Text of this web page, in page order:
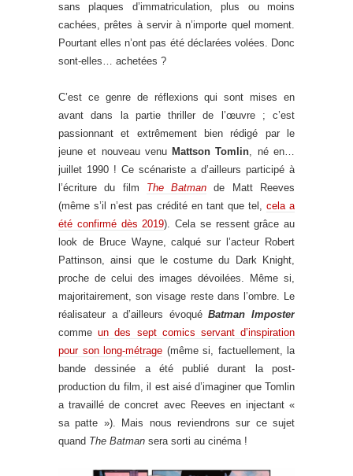
sans plaques d’immatriculation, plus ou moins
cachées, prêtes à servir à n’importe quel moment.
Pourtant elles n’ont pas été déclarées volées. Donc
sont-elles… achetées ?
C’est ce genre de réflexions qui sont mises en
avant dans la partie thriller de l’œuvre ; c’est
passionnant et extrêmement bien rédigé par le
jeune et nouveau venu Mattson Tomlin , né en…
juillet 1990 ! Ce scénariste a d’ailleurs participé à
l’écriture du film The Batman de Matt Reeves
(même s’il n’est pas crédité en tant que tel, cela a
été confirmé dès 2019). Cela se ressent grâce au
look de Bruce Wayne, calqué sur l’acteur Robert
Pattinson, ainsi que le costume du Dark Knight,
proche de celui des images dévoilées. Même si,
majoritairement, son visage reste dans l’ombre. Le
réalisateur a d’ailleurs évoquéBatman Imposter
commeun des sept comics servant d’inspiration
pour son long-métrage (même si, factuellement, la
bande dessinée a été publié durant la post-
production du film, il est aisé d’imaginer que Tomlin
a travaillé de concret avec Reeves en injectant «
sa patte »). Mais nous reviendrons sur ce sujet
quand The Batman sera sorti au cinéma !